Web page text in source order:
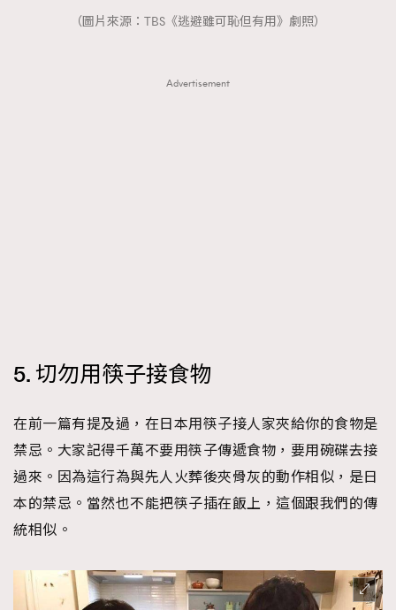
（圖片來源：TBS《逃避雖可恥但有用》劇照）
Advertisement
5. 切勿用筷子接食物
在前一篇有提及過，在日本用筷子接人家夾給你的食物是
禁忌。大家記得千萬不要用筷子傳遞食物，要用碗碟去接
過來。因為這行為與先人火葬後夾骨灰的動作相似，是日
本的禁忌。當然也不能把筷子插在飯上，這個跟我們的傳
統相似。